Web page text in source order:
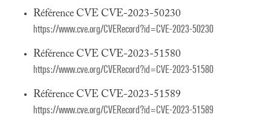
Référence CVE CVE-2023-50230
https://www.cve.org/CVERecord?id=CVE-2023-50230
Référence CVE CVE-2023-51580
https://www.cve.org/CVERecord?id=CVE-2023-51580
Référence CVE CVE-2023-51589
https://www.cve.org/CVERecord?id=CVE-2023-51589